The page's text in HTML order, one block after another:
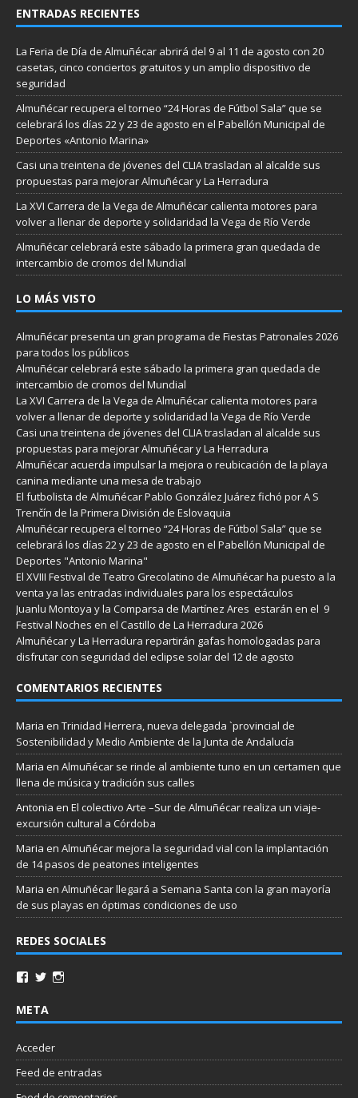
ENTRADAS RECIENTES
La Feria de Día de Almuñécar abrirá del 9 al 11 de agosto con 20
casetas, cinco conciertos gratuitos y un amplio dispositivo de
seguridad
Almuñécar recupera el torneo “24 Horas de Fútbol Sala” que se
celebrará los días 22 y 23 de agosto en el Pabellón Municipal de
Deportes «Antonio Marina»
Casi una treintena de jóvenes del CLIA trasladan al alcalde sus
propuestas para mejorar Almuñécar y La Herradura
La XVI Carrera de la Vega de Almuñécar calienta motores para
volver a llenar de deporte y solidaridad la Vega de Río Verde
Almuñécar celebrará este sábado la primera gran quedada de
intercambio de cromos del Mundial
LO MÁS VISTO
Almuñécar presenta un gran programa de Fiestas Patronales 2026
para todos los públicos
Almuñécar celebrará este sábado la primera gran quedada de
intercambio de cromos del Mundial
La XVI Carrera de la Vega de Almuñécar calienta motores para
volver a llenar de deporte y solidaridad la Vega de Río Verde
Casi una treintena de jóvenes del CLIA trasladan al alcalde sus
propuestas para mejorar Almuñécar y La Herradura
Almuñécar acuerda impulsar la mejora o reubicación de la playa
canina mediante una mesa de trabajo
El futbolista de Almuñécar Pablo González Juárez fichó por A S
Trenčín de la Primera División de Eslovaquia
Almuñécar recupera el torneo “24 Horas de Fútbol Sala” que se
celebrará los días 22 y 23 de agosto en el Pabellón Municipal de
Deportes "Antonio Marina"
El XVIII Festival de Teatro Grecolatino de Almuñécar ha puesto a la
venta ya las entradas individuales para los espectáculos
Juanlu Montoya y la Comparsa de Martínez Ares estarán en el 9
Festival Noches en el Castillo de La Herradura 2026
Almuñécar y La Herradura repartirán gafas homologadas para
disfrutar con seguridad del eclipse solar del 12 de agosto
COMENTARIOS RECIENTES
Maria en Trinidad Herrera, nueva delegada `provincial de
Sostenibilidad y Medio Ambiente de la Junta de Andalucía
Maria en Almuñécar se rinde al ambiente tuno en un certamen que
llena de música y tradición sus calles
Antonia en El colectivo Arte –Sur de Almuñécar realiza un viaje-
excursión cultural a Córdoba
Maria en Almuñécar mejora la seguridad vial con la implantación
de 14 pasos de peatones inteligentes
Maria en Almuñécar llegará a Semana Santa con la gran mayoría
de sus playas en óptimas condiciones de uso
REDES SOCIALES
META
Acceder
Feed de entradas